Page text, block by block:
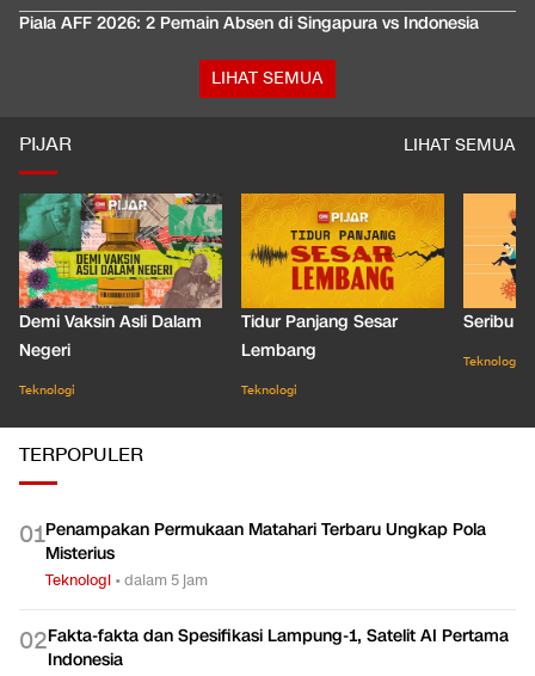
Piala AFF 2026: 2 Pemain Absen di Singapura vs Indonesia
LIHAT SEMUA
PIJAR LIHAT SEMUA
Demi Vaksin Asli Dalam
Negeri
Teknologi
Tidur Panjang Sesar
Lembang
Teknologi
Seribu
Teknologi
TERPOPULER
01Penampakan Permukaan Matahari Terbaru Ungkap Pola
Misterius
Teknologi •dalam 5 jam
02Fakta-fakta dan Spesifikasi Lampung-1, Satelit AI Pertama
Indonesia